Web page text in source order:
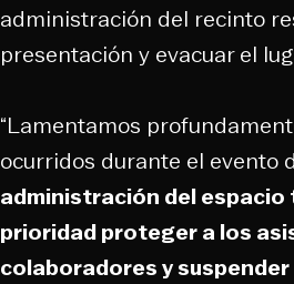
administración del recinto
presentación y evacuar el
“Lamentamos
ocurridos durante el evento
administración del espacio
prioridad proteger a los
colaboradores y